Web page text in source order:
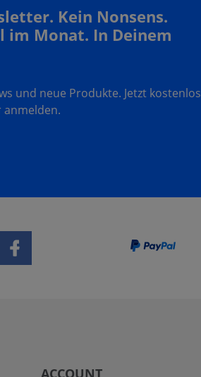
Kein Nonsens.
im Monat. In Deinem
und neue Produkte. Jetzt kostenlos
anmelden.